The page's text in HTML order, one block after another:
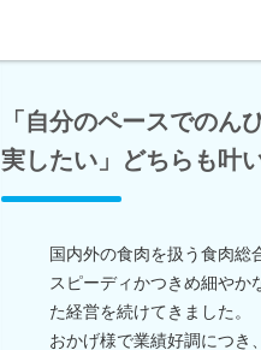
「自分のペースでのん
実したい」どちらも叶
国内外の食肉を扱う食肉総
スピーディかつきめ細やか
た経営を続けてきました。
おかげ様で業績好調につき